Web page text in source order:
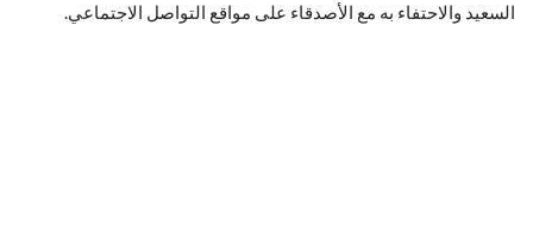
السعيد والاحتفاء به مع الأصدقاء على مواقع التواصل الاجتماعي.